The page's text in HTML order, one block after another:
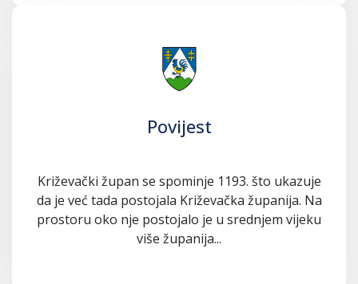
Povijest
Križevački župan se spominje 1193. što ukazuje
da je već tada postojala Križevačka županija. Na
prostoru oko nje postojalo je u srednjem vijeku
više županija...